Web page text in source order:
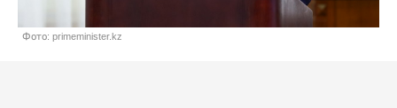
Фото: primeminister.kz